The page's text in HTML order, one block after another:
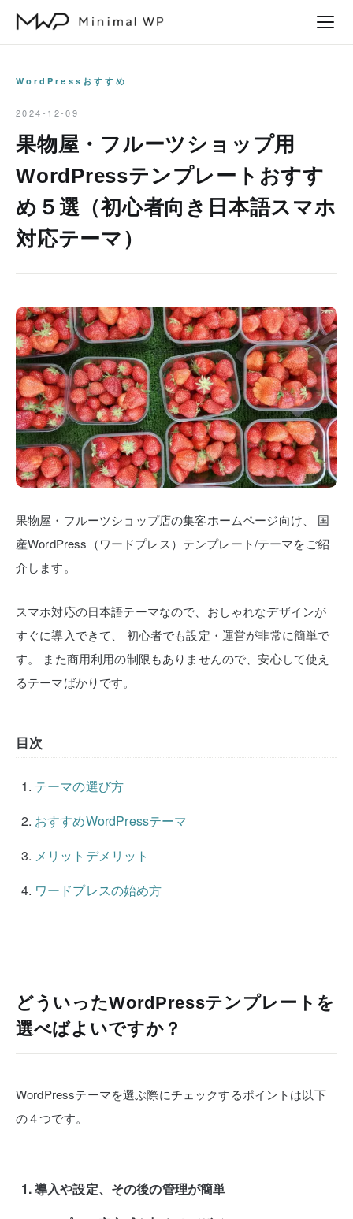
WordPressおすすめ
2024-12-09
果物屋・フルーツショップ用
WordPressテンプレートおすす
め５選（初心者向き日本語スマホ
対応テーマ）
果物屋・フルーツショップ店の集客ホームページ向け、
国
産WordPress（ワードプレス）テンプレート/テーマをご紹
介します。
スマホ対応の日本語テーマなので、おしゃれなデザインが
すぐに導入できて、
初心者でも設定・運営が非常に簡単で
す。
また商用利用の制限もありませんので、安心して使え
るテーマばかりです。
目次
テーマの選び方
おすすめWordPressテーマ
メリットデメリット
ワードプレスの始め方
どういったWordPressテンプレートを
選べばよいですか？
WordPressテーマを選ぶ際にチェックするポイントは以下
の４つです。
導入や設定、その後の管理が簡単